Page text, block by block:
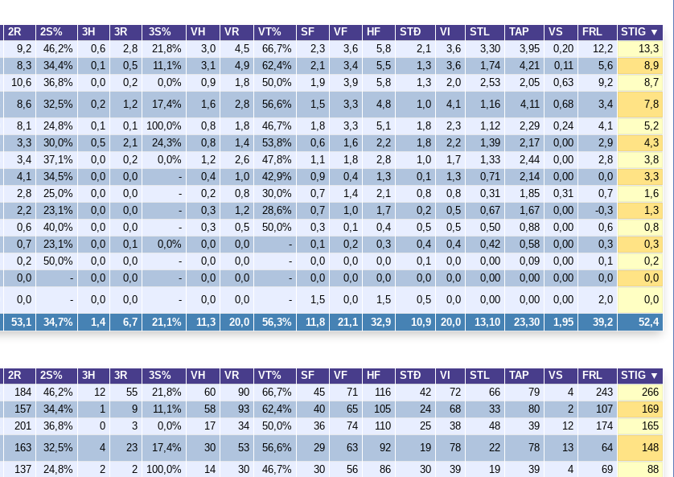
2R 2S% 3H 3R 3S% VH VR VT% SF VF HF STÐ VI STL TAP VS FRL STIG ▼
184 46,2% 12 55 21,8% 60 90 66,7% 45 71 116 42 72 66 79 4 243
266
157 34,4% 1 9 11,1% 58 93 62,4% 40 65 105 24 68 33 80 2 107
169
201 36,8% 0 3 0,0% 17 34 50,0% 36 74 110 25 38 48 39 12 174
165
163 32,5% 4 23 17,4% 30 53 56,6% 29 63 92 19 78 22 78 13 64
148
137 24,8% 2 2 100,0% 14 30 46,7% 30 56 86 30 39 19 39 4 69 88
2R 2S% 3H 3R 3S% VH VR VT% SF VF HF STÐ VI STL TAP VS FRL STIG ▼
9,2 46,2% 0,6 2,8 21,8% 3,0 4,5 66,7% 2,3 3,6 5,8 2,1 3,6 3,30 3,95 0,20 12,2
13,3
8,3 34,4% 0,1 0,5 11,1% 3,1 4,9 62,4% 2,1 3,4 5,5 1,3 3,6 1,74 4,21 0,11 5,6
8,9
10,6 36,8% 0,0 0,2 0,0% 0,9 1,8 50,0% 1,9 3,9 5,8 1,3 2,0 2,53 2,05 0,63 9,2
8,7
8,6 32,5% 0,2 1,2 17,4% 1,6 2,8 56,6% 1,5 3,3 4,8 1,0 4,1 1,16 4,11 0,68 3,4
7,8
8,1 24,8% 0,1 0,1 100,0% 0,8 1,8 46,7% 1,8 3,3 5,1 1,8 2,3 1,12 2,29 0,24 4,1
5,2
3,3 30,0% 0,5 2,1 24,3% 0,8 1,4 53,8% 0,6 1,6 2,2 1,8 2,2 1,39 2,17 0,00 2,9
4,3
3,4 37,1% 0,0 0,2 0,0% 1,2 2,6 47,8% 1,1 1,8 2,8 1,0 1,7 1,33 2,44 0,00 2,8
3,8
4,1 34,5% 0,0 0,0 - 0,4 1,0 42,9% 0,9 0,4 1,3 0,1 1,3 0,71 2,14 0,00 0,0
3,3
2,8 25,0% 0,0 0,0 - 0,2 0,8 30,0% 0,7 1,4 2,1 0,8 0,8 0,31 1,85 0,31 0,7
1,6
2,2 23,1% 0,0 0,0 - 0,3 1,2 28,6% 0,7 1,0 1,7 0,2 0,5 0,67 1,67 0,00 -0,3
1,3
0,6 40,0% 0,0 0,0 - 0,3 0,5 50,0% 0,3 0,1 0,4 0,5 0,5 0,50 0,88 0,00 0,6
0,8
0,7 23,1% 0,0 0,1 0,0% 0,0 0,0 - 0,1 0,2 0,3 0,4 0,4 0,42 0,58 0,00 0,3
0,3
0,2 50,0% 0,0 0,0 - 0,0 0,0 - 0,0 0,0 0,0 0,1 0,0 0,00 0,09 0,00 0,1
0,2
0,0 - 0,0 0,0 - 0,0 0,0 - 0,0 0,0 0,0 0,0 0,0 0,00 0,00 0,00 0,0
0,0
0,0 - 0,0 0,0 - 0,0 0,0 - 1,5 0,0 1,5 0,5 0,0 0,00 0,00 0,00 2,0 0,0
53,1 34,7% 1,4 6,7 21,1% 11,3 20,0 56,3% 11,8 21,1 32,9 10,9 20,0 13,10 23,30 1,95 39,2 52,4